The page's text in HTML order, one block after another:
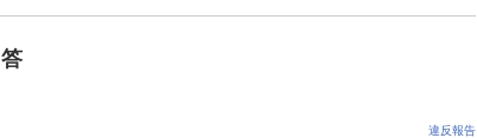
違反報告